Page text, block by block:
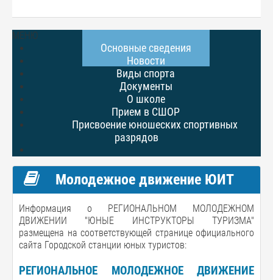
МЕНЮ
Основные сведения
Новости
Виды спорта
Документы
О школе
Прием в СШОР
Присвоение юношеских спортивных
разрядов
Молодежное движение ЮИТ
Информация о РЕГИОНАЛЬНОМ МОЛОДЕЖНОМ
ДВИЖЕНИИ "ЮНЫЕ ИНСТРУКТОРЫ ТУРИЗМА"
размещена на соответствующей странице официального
сайта Городской станции юных туристов:
РЕГИОНАЛЬНОЕ МОЛОДЕЖНОЕ ДВИЖЕНИЕ